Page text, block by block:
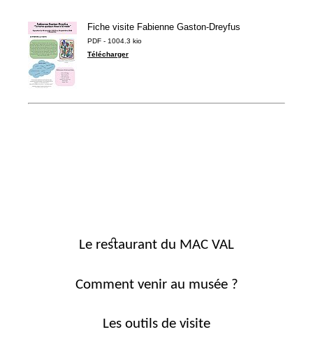
Fiche visite Fabienne Gaston-Dreyfus
PDF - 1004.3 kio
Télécharger
Le restaurant du MAC VAL
Comment venir au musée ?
Les outils de visite